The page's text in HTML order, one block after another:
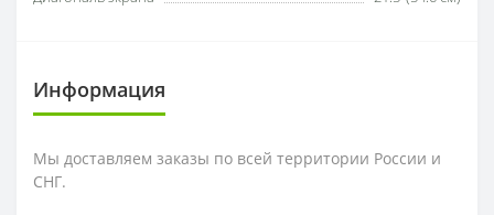
Информация
Мы доставляем заказы по всей территории России и
СНГ.